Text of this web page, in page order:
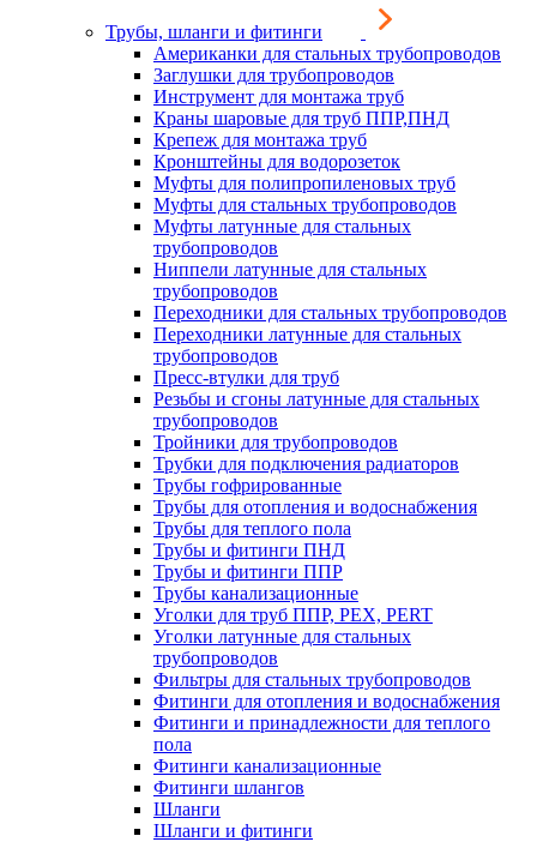
Трубы, шланги и фитинги
Американки для стальных трубопроводов
Заглушки для трубопроводов
Инструмент для монтажа труб
Краны шаровые для труб ППР,ПНД
Крепеж для монтажа труб
Кронштейны для водорозеток
Муфты для полипропиленовых труб
Муфты для стальных трубопроводов
Муфты латунные для стальных
трубопроводов
Ниппели латунные для стальных
трубопроводов
Переходники для стальных трубопроводов
Переходники латунные для стальных
трубопроводов
Пресс-втулки для труб
Резьбы и сгоны латунные для стальных
трубопроводов
Тройники для трубопроводов
Трубки для подключения радиаторов
Трубы гофрированные
Трубы для отопления и водоснабжения
Трубы для теплого пола
Трубы и фитинги ПНД
Трубы и фитинги ППР
Трубы канализационные
Уголки для труб ППР, PEX, PERT
Уголки латунные для стальных
трубопроводов
Фильтры для стальных трубопроводов
Фитинги для отопления и водоснабжения
Фитинги и принадлежности для теплого
пола
Фитинги канализационные
Фитинги шлангов
Шланги
Шланги и фитинги